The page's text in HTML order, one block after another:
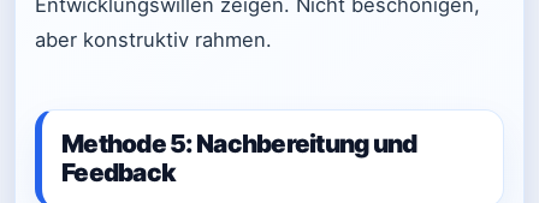
Entwicklungswillen zeigen. Nicht beschönigen,
aber konstruktiv rahmen.
Methode 5: Nachbereitung und
Feedback